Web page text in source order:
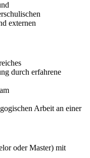
externen
durch erfahrene
Arbeit an einer
oder Master) mit